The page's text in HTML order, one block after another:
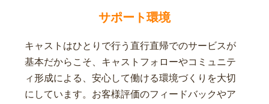
サポート環境
キャストはひとりで行う直行直帰でのサービスが
基本だからこそ、キャストフォローやコミュニテ
ィ形成による、安心して働ける環境づくりを大切
にしています。お客様評価のフィードバックやア